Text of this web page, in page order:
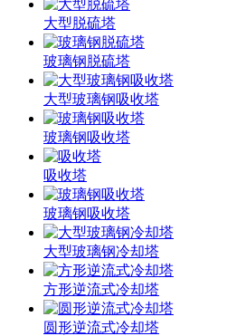
大型脱硫塔
玻璃钢脱硫塔
大型玻璃钢吸收塔
玻璃钢吸收塔
吸收塔
玻璃钢吸收塔
大型玻璃钢冷却塔
方形逆流式冷却塔
圆形逆流式冷却塔